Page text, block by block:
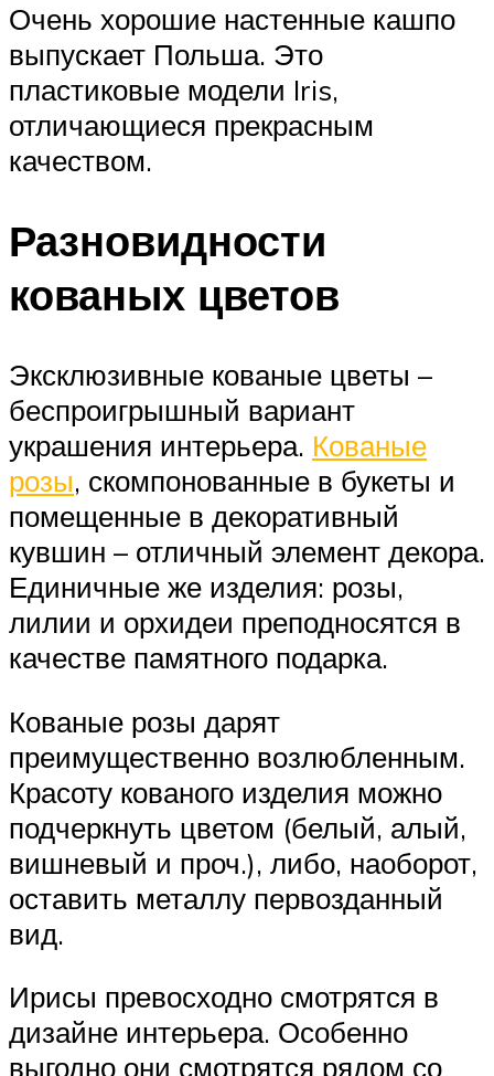
Очень хорошие настенные кашпо
выпускает Польша. Это
пластиковые модели Iris,
отличающиеся прекрасным
качеством.
Разновидности
кованых цветов
Эксклюзивные кованые цветы –
беспроигрышный вариант
украшения интерьера. Кованые
розы, скомпонованные в букеты и
помещенные в декоративный
кувшин – отличный элемент декора.
Единичные же изделия: розы,
лилии и орхидеи преподносятся в
качестве памятного подарка.
Кованые розы дарят
преимущественно возлюбленным.
Красоту кованого изделия можно
подчеркнуть цветом (белый, алый,
вишневый и проч.), либо, наоборот,
оставить металлу первозданный
вид.
Ирисы превосходно смотрятся в
дизайне интерьера. Особенно
выгодно они смотрятся рядом со